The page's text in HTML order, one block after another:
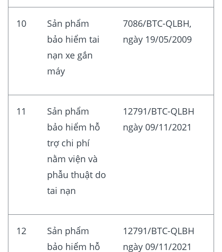
10
Sản phẩm
bảo hiểm tai
nạn xe gắn
máy
7086/BTC-QLBH,
ngày 19/05/2009
11
Sản phẩm
bảo hiểm hỗ
trợ chi phí
nằm viện và
phẫu thuật do
tai nạn
12791/BTC-QLBH
ngày 09/11/2021
12
Sản phẩm
bảo hiểm hỗ
12791/BTC-QLBH
ngày 09/11/2021